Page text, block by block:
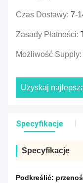
Czas Dostawy: 7-
Zasady Płatności:
Możliwość Supply:
Uzyskaj
Specyfikacje
Specyfikacje
Podkreślić: